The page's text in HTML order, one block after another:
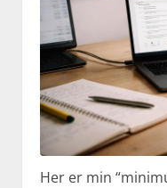
Her er min